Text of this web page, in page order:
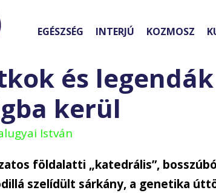
EGÉSZSÉG INTERJÚ KOZMOSZ
és
kerül
István
földalatti „katedrális”,
szelídült sárkány, a genetika